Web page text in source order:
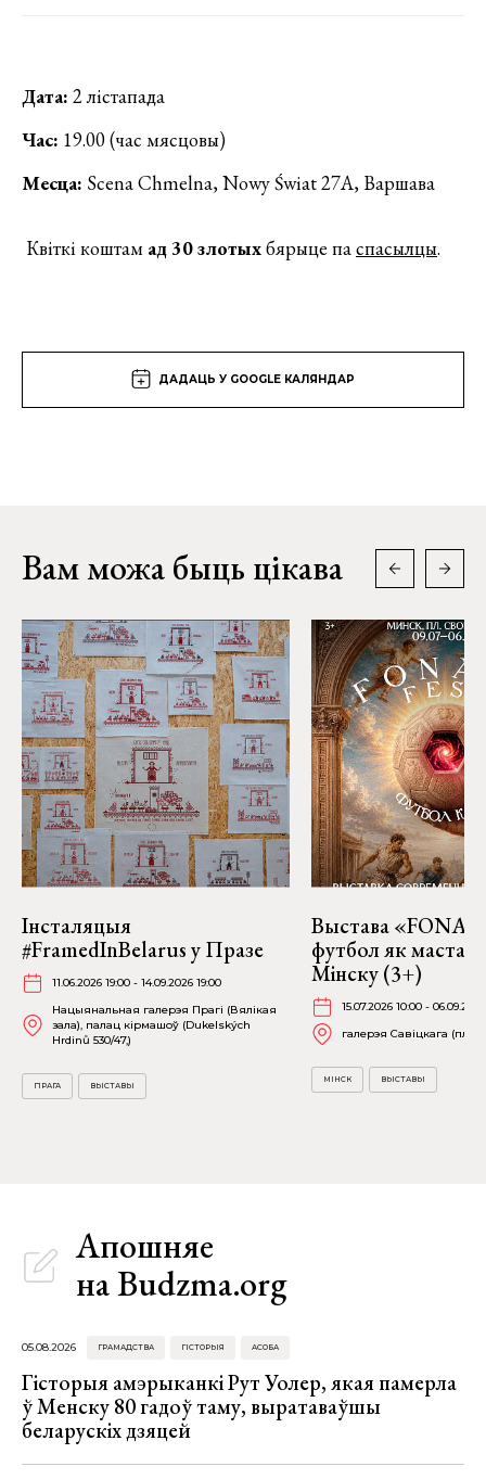
Дата: 2 лістапада
Час: 19.00 (час мясцовы)
Месца: Scena Chmelna, Nowy Świat 27A, Варшава
Квіткі коштам ад 30 злотыхбярыце паспасылцы.
ДАДАЦЬ У GOOGLE КАЛЯНДАР
Вам можа быць цікава
Інсталяцыя
#FramedInBelarus у Празе
11.06.2026 19:00 - 14.09.2026 19:00
Нацыянальная галерэя Прагі (Вялікая
зала), палац кірмашоў (Dukelských
Hrdinů 530/47,)
ПРАГА ВЫСТАВЫ
Выстава
футбол як
Мінску (3+)
15.07.2026 10:00 -
галерэя Савіцкага (пл.
МІНСК ВЫСТАВЫ
Апошняе
на Budzma.org
05.08.2026 ГРАМАДСТВА ГІСТОРЫЯ АСОБА
Гісторыя амэрыканкі Рут Уолер, якая памерла
ў Менску 80 гадоў таму, выратаваўшы
беларускіх дзяцей